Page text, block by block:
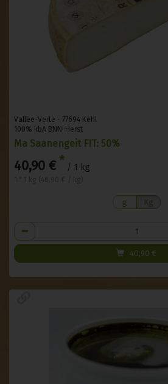
Vallée-Verte - 77694 Kehl
100% kbA BNN-Herst
Ma Saanengeit FIT: 50%
40,90 € * / 1 kg
g Kg
Anzahl
40,90 €